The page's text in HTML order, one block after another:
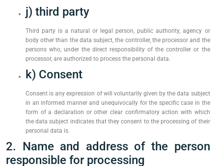
j) third party
Third party is a natural or legal person, public authority, agency or
body other than the data subject, the controller, the processor and the
persons who, under the direct responsibility of the controller or the
processor, are authorized to process the personal data.
k) Consent
Consent is any expression of will voluntarily given by the data subject
in an informed manner and unequivocally for the specific case in the
form of a declaration or other clear confirmatory action with which
the data subject indicates that they consent to the processing of their
personal data is.
2. Name and address of the person
responsible for processing